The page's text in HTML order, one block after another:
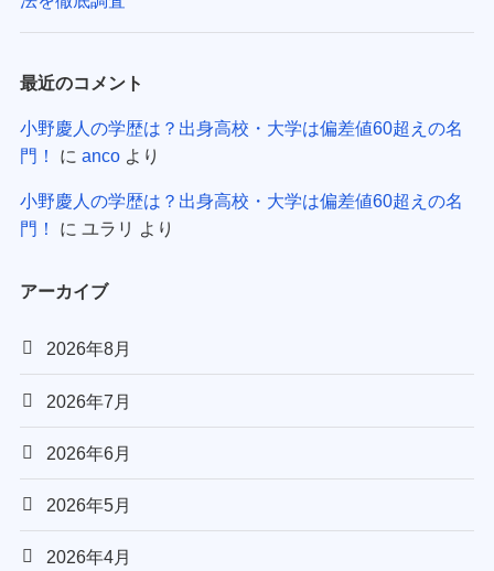
最近のコメント
小野慶人の学歴は？出身高校・大学は偏差値60超えの名
門！
に ancoより
小野慶人の学歴は？出身高校・大学は偏差値60超えの名
門！
に ユラリ より
アーカイブ
2026年8月
2026年7月
2026年6月
2026年5月
2026年4月